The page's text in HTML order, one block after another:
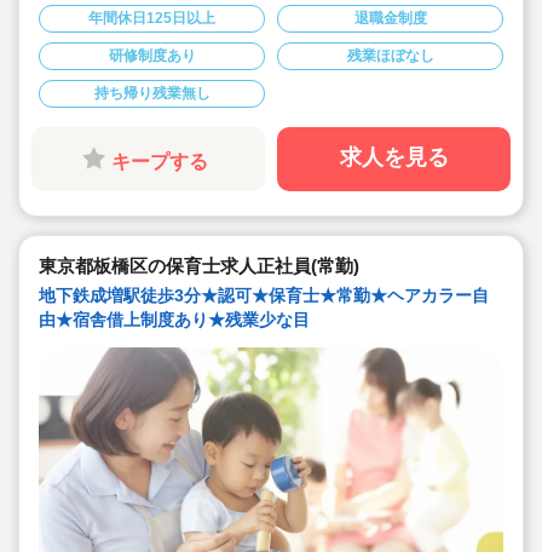
にしています。
◇産休・育休からの復帰（男性の育休実績あり）、時短
勤務実績多数で働きやすい職場です
◇ヘアカラーは自由。髪色の制限なし。
◇20代で経験少ない方もノビノビ働きやすい環境
◇書き物のICT化も進めており持ち帰り業務/残業ほぼな
し。
◇残業した場合の代は1分単位で支給されます
◇子どもが自分の意志や感情を尊重され、自分で選択し
ていくことをあたたかく見守り、子どもが主体の保育を
◇無垢の木を使った園舎。優しくぬくもりのあるおうち
のような保育園
できる範囲で実施
◇在籍年数や保育経験に合わせた段階的な研修を年間総
計110回以上実施。研修も参加しやすい職場環境です
年間休日125日以上 退職金制度
研修制度あり 残業ほぼなし
持ち帰り残業無し
キープする 求人を見る
東京都板橋区の保育士求人正社員(常勤)
地下鉄成増駅徒歩3分★認可★保育士★常勤★ヘアカラー自
由★宿舎借上制度あり★残業少な目